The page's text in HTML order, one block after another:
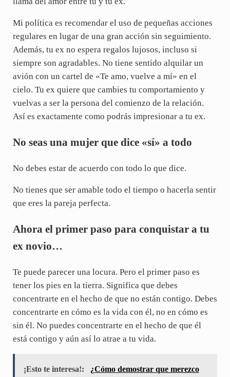
Mi política es recomendar el uso de pequeñas acciones
regulares en lugar de una gran acción sin seguimiento.
Además, tu ex no espera regalos lujosos, incluso si
siempre son agradables. No tiene sentido alquilar un
avión con un cartel de «Te amo, vuelve a mí» en el
cielo. Tu ex quiere que cambies tu comportamiento y
vuelvas a ser la persona del comienzo de la relación.
Así es exactamente como podrás impresionar a tu ex.
No seas una mujer que dice «sí» a todo
No debes estar de acuerdo con todo lo que dice.
No tienes que ser amable todo el tiempo o hacerla sentir
que eres la pareja perfecta.
Ahora el primer paso para conquistar a tu
ex novio…
Te puede parecer una locura. Pero el primer paso es
tener los pies en la tierra. Significa que debes
concentrarte en el hecho de que no están contigo. Debes
concentrarte en cómo es la vida con él, no en cómo es
sin él. No puedes concentrarte en el hecho de que él
está contigo y aún así lo atrae a tu vida.
¡Esto te interesa!:
¿Cómo demostrar que merezco